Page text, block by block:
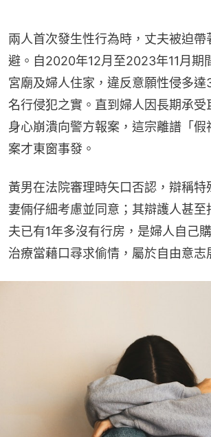
兩人首次發生性行為時，丈夫被迫帶
避。自2020年12月至2023年11月期
宮廟及婦人住家，違反意願性侵多達
名行侵犯之實。直到婦人因長期承受
身心崩潰向警方報案，這宗離譜「假
案才東窗事發。
黃男在法院審理時矢口否認，辯稱特
妻倆仔細考慮並同意；其辯護人甚至
夫已有1年多沒有行房，是婦人自己
治療當藉口尋求偷情，屬於自由意志